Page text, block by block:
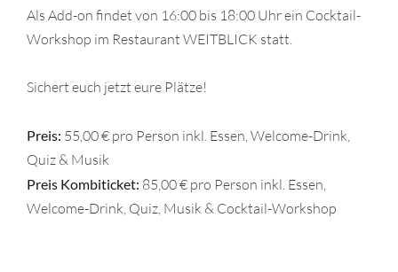
Als Add-on findet von 16:00 bis 18:00 Uhr ein Cocktail-
Workshop im Restaurant WEITBLICK statt.
Sichert euch jetzt eure Plätze!
Preis: 55,00 € pro Person inkl. Essen, Welcome-Drink,
Quiz & Musik
Preis Kombiticket: 85,00 € pro Person inkl. Essen,
Welcome-Drink, Quiz, Musik & Cocktail-Workshop